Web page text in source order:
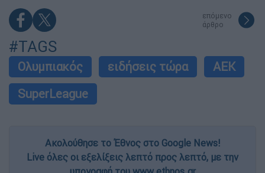
επόμενο
άρθρο
#TAGS
Ολυμπιακός ειδήσεις τώρα
ΑΕΚ
SuperLeague
Ακολούθησε το Έθνος στο Google News!
Live όλες οι εξελίξεις λεπτό προς λεπτό, με την